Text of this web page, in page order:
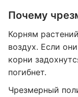
Почему
Корням
воздух. Если
корни
погибнет.
Чрезмерный